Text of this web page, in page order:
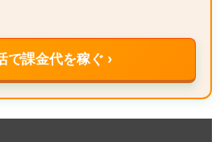
で課金代を稼ぐ ›